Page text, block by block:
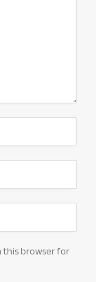
this browser for